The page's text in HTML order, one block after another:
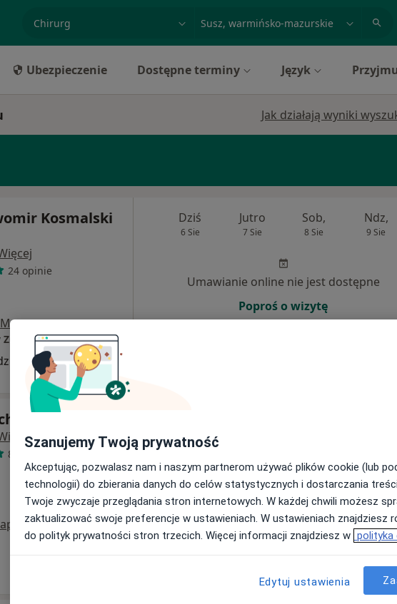
miasto lub dzielnica
Ubezpieczenie Dostępne terminy Język
Jak działają wyniki
Kosmalski
24 opinie
Mapa
Kormed
Brak ceny
Dziś
6 Sie
Jutro
7 Sie
Sob,
8 Sie
Ndz,
9 Sie
Umawianie online nie jest dostępne
Poproś o wizytę
Biedawski
8 opinii
Umawianie online nie jest dostępne
Poproś o wizytę
Szanujemy Twoją prywatność
Akceptując, pozwalasz nam i naszym partnerom używać plików cookie (lub
technologii) do zbierania danych do celów statystycznych i dostarczania
Twoje zwyczaje przeglądania stron internetowych. W każdej chwili możesz
zaktualizować swoje preferencje w ustawieniach. W ustawieniach znajdziesz
do polityk prywatności stron trzecich. Więcej informacji znajdziesz w polityka
Edytuj ustawienia